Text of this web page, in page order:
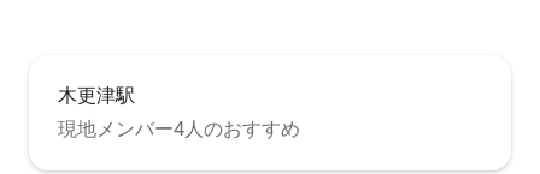
木更津駅
現地メンバー4人のおすすめ